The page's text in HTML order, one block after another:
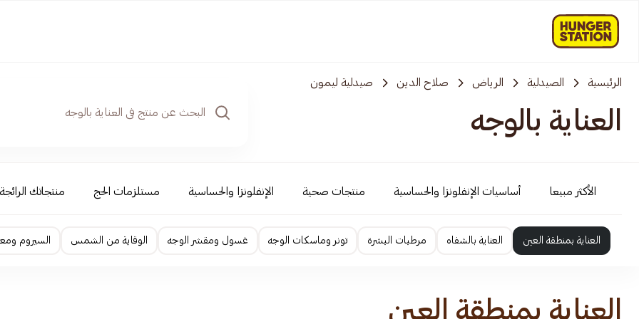
الرئيسية الصيدلية الرياض صلاح الدين صيدلية ليمون
العناية بالوجه
الأكثر مبيعا أساسيات الإنفلونزا والحساسية منتجات صحية الإنفلونزا والحساسية مستلزمات الحج منتجاتك الرائجة
العناية بمنطقة العين العناية بالشفاه مرطبات البشرة تونر وماسكات الوجه غسول ومقشر الوجه الوقاية من الشمس السيروم
العناية بمنطقة العين